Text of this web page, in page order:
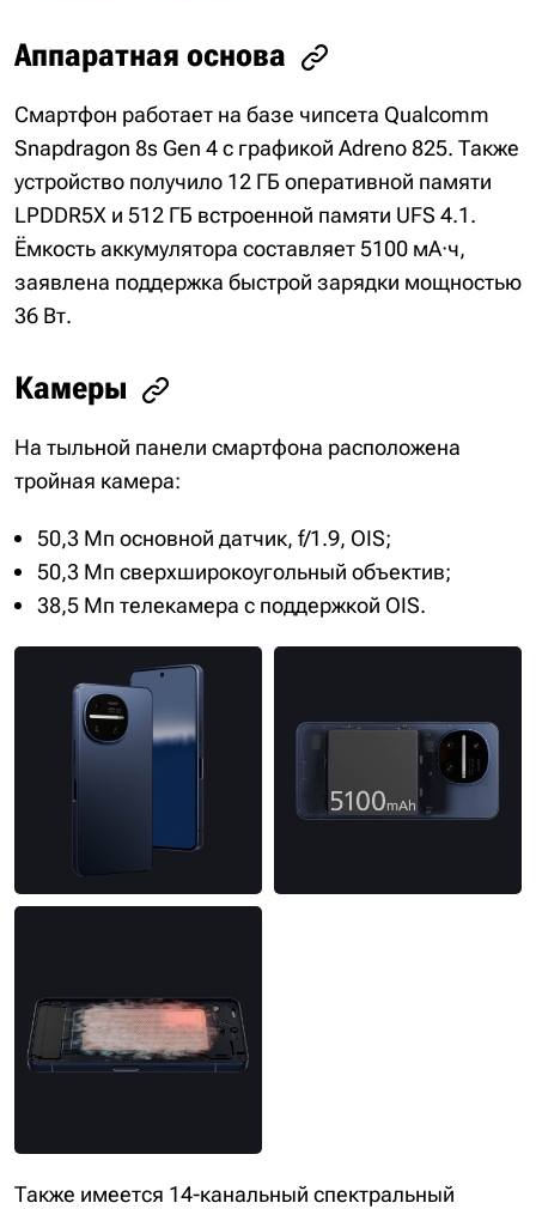
Аппаратная основа
Смартфон работает на базе чипсета Qualcomm
Snapdragon 8s Gen 4 с графикой Adreno 825. Также
устройство получило 12 ГБ оперативной памяти
LPDDR5X и 512 ГБ встроенной памяти UFS 4.1.
Ёмкость аккумулятора составляет 5100 мА·ч,
заявлена поддержка быстрой зарядки мощностью
36 Вт.
Камеры
На тыльной панели смартфона расположена
тройная камера:
50,3 Мп основной датчик, f/1.9, OIS;
50,3 Мп сверхширокоугольный объектив;
38,5 Мп телекамера с поддержкой OIS.
Также имеется 14-канальный спектральный